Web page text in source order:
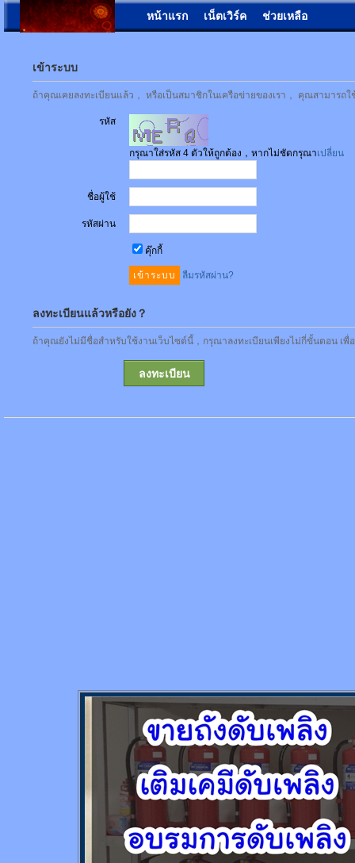
หน้าแรก เน็ตเวิร์ค ช่วยเหลือ
เข้าระบบ
ถ้าคุณเคยลงทะเบียนแล้ว， หรือเป็นสมาชิกในเครือข่ายของเรา， คุณสามาร
รหัส
กรุณาใส่รหัส 4 ตัวให้ถูกต้อง，หากไม่ชัดกรุณาเปลี่ยน
ชื่อผู้ใช้
รหัสผ่าน
คุ๊กกี้
ลืมรหัสผ่าน?
ลงทะเบียนแล้วหรือยัง？
ถ้าคุณยังไม่มีชื่อสำหรับใช้งานเว็บไซต์นี้，กรุณาลงทะเบียนเพียงไม่กี่ขั้นตอน เพื่
ลงทะเบียน